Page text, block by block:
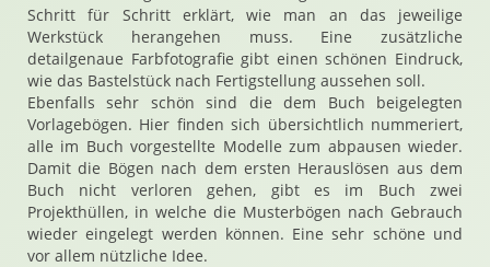
Schritt für Schritt erklärt, wie man an das jeweilige
Werkstück herangehen muss. Eine zusätzliche
detailgenaue Farbfotografie gibt einen schönen Eindruck,
wie das Bastelstück nach Fertigstellung aussehen soll.
Ebenfalls sehr schön sind die dem Buch beigelegten
Vorlagebögen. Hier finden sich übersichtlich nummeriert,
alle im Buch vorgestellte Modelle zum abpausen wieder.
Damit die Bögen nach dem ersten Herauslösen aus dem
Buch nicht verloren gehen, gibt es im Buch zwei
Projekthüllen, in welche die Musterbögen nach Gebrauch
wieder eingelegt werden können. Eine sehr schöne und
vor allem nützliche Idee.